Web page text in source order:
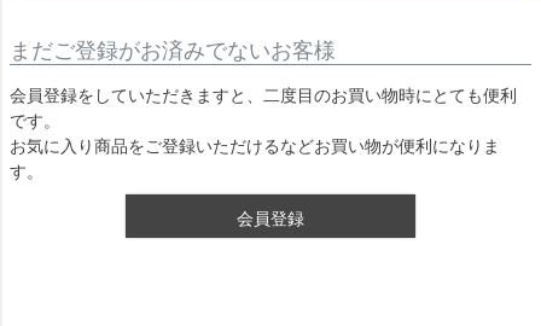
まだご登録がお済みでないお客様
会員登録をしていただきますと、二度目のお買い物時にとても便利
です。
お気に入り商品をご登録いただけるなどお買い物が便利になりま
す。
会員登録